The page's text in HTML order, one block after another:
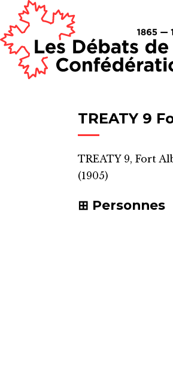
TREATY 9
TREATY 9, Fort
(1905)
Personnes